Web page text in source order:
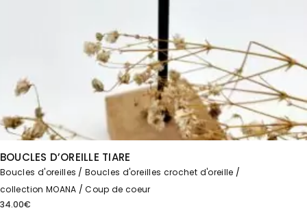
BOUCLES D’OREILLE TIARE
Boucles d'oreilles
Boucles d'oreilles crochet d'oreille
collection MOANA
Coup de coeur
34.00€